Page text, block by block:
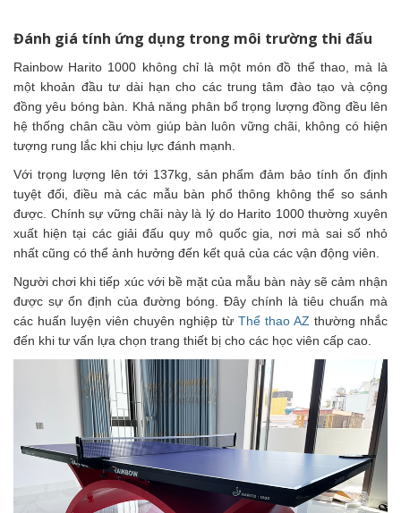
Đánh giá tính ứng dụng trong môi trường thi đấu
Rainbow Harito 1000 không chỉ là một món đồ thể thao, mà là
một khoản đầu tư dài hạn cho các trung tâm đào tạo và cộng
đồng yêu bóng bàn. Khả năng phân bổ trọng lượng đồng đều lên
hệ thống chân cầu vòm giúp bàn luôn vững chãi, không có hiện
tượng rung lắc khi chịu lực đánh mạnh.
Với trọng lượng lên tới 137kg, sản phẩm đảm bảo tính ổn định
tuyệt đối, điều mà các mẫu bàn phổ thông không thể so sánh
được. Chính sự vững chãi này là lý do Harito 1000 thường xuyên
xuất hiện tại các giải đấu quy mô quốc gia, nơi mà sai số nhỏ
nhất cũng có thể ảnh hưởng đến kết quả của các vận động viên.
Người chơi khi tiếp xúc với bề mặt của mẫu bàn này sẽ cảm nhận
được sự ổn định của đường bóng. Đây chính là tiêu chuẩn mà
các huấn luyện viên chuyên nghiệp từ Thể thao AZ thường nhắc
đến khi tư vấn lựa chọn trang thiết bị cho các học viên cấp cao.